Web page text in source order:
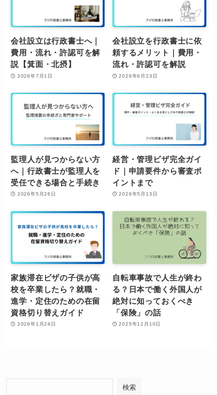
会社設立は行政書士へ｜
費用・流れ・許認可を解
説【箕面・北摂】
2026年7月1日
会社設立を行政書士に依
頼するメリット｜費用・
流れ・許認可を解説
2026年6月23日
監理人が見つからない方
へ｜行政書士が監理人を
受任できる場合と手続き
2026年5月26日
経営・管理ビザ完全ガイ
ド｜申請要件から審査ポ
イントまで
2026年5月13日
家族滞在ビザの子供が高
校を卒業したら？就職・
進学・定住のための在留
資格切り替えガイド
2026年1月24日
自転車事故で人生が終わ
る？日本で働く外国人が
絶対に知っておくべき
「保険」の話
2025年12月10日
検索